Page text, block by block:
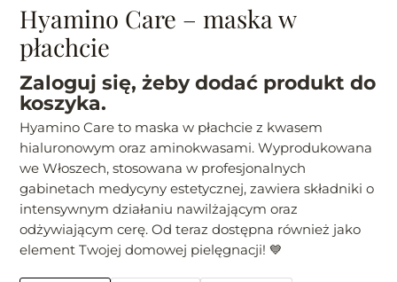
Hyamino Care – maska w
płachcie
Zaloguj się, żeby dodać produkt do
koszyka.
Hyamino Care to maska w płachcie z kwasem
hialuronowym oraz aminokwasami. Wyprodukowana
we Włoszech, stosowana w profesjonalnych
gabinetach medycyny estetycznej, zawiera składniki o
intensywnym działaniu nawilżającym oraz
odżywiającym cerę. Od teraz dostępna również jako
element Twojej domowej pielęgnacji! 💙